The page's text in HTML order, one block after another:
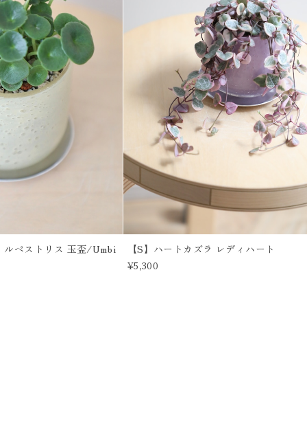
ルペストリス 玉盃/Umbi 【S】ハートカズラ レディハート
¥5,300